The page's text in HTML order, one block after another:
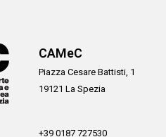
CAMeC
Piazza Cesare Battisti, 1
19121 La Spezia
+39 0187 727530